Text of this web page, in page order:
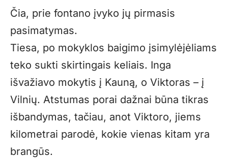
Čia, prie fontano įvyko jų pirmasis
pasimatymas.
Tiesa, po mokyklos baigimo įsimylėjėliams
teko sukti skirtingais keliais. Inga
išvažiavo mokytis į Kauną, o Viktoras – į
Vilnių. Atstumas porai dažnai būna tikras
išbandymas, tačiau, anot Viktoro, jiems
kilometrai parodė, kokie vienas kitam yra
brangūs.